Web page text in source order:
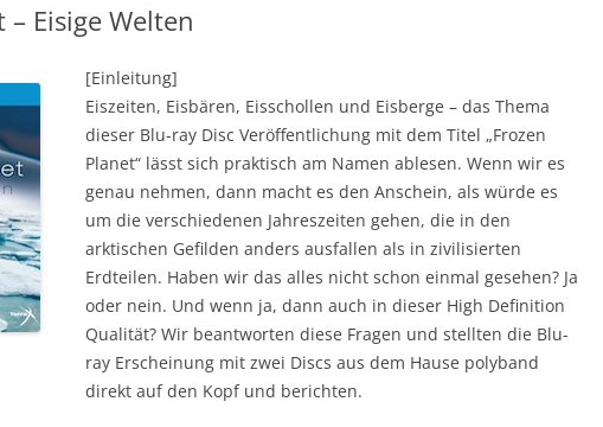
(CODE 2)
(CODE 1)
DVD
– Eisige Welten
[Einleitung]
Eiszeiten, Eisbären, Eisschollen und Eisberge – das Thema
dieser Blu-ray Disc Veröffentlichung mit dem Titel „Frozen
Planet“ lässt sich praktisch am Namen ablesen. Wenn wir es
genau nehmen, dann macht es den Anschein, als würde es
um die verschiedenen Jahreszeiten gehen, die in den
arktischen Gefilden anders ausfallen als in zivilisierten
Erdteilen. Haben wir das alles nicht schon einmal gesehen? Ja
oder nein. Und wenn ja, dann auch in dieser High Definition
Qualität? Wir beantworten diese Fragen und stellten die Blu-
ray Erscheinung mit zwei Discs aus dem Hause polyband
direkt auf den Kopf und berichten.